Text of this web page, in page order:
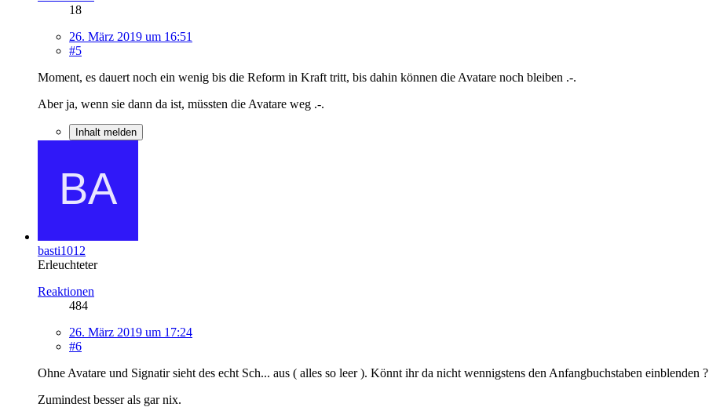
18
26. März 2019 um 16:51
#5
Moment, es dauert noch ein wenig bis die Reform in Kraft tritt, bis dahin können die Avatare noch bleiben .-.
Aber ja, wenn sie dann da ist, müssten die Avatare weg .-.
Inhalt melden
basti1012
Erleuchteter
Reaktionen
484
26. März 2019 um 17:24
#6
Ohne Avatare und Signatir sieht des echt Sch... aus ( alles so leer ). Könnt ihr da nicht wennigstens den Anfangbuchstaben einblenden ?
Zumindest besser als gar nix.